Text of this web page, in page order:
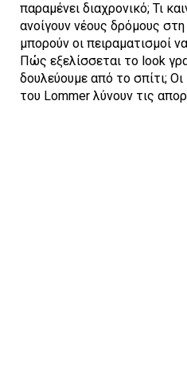
παραμένει διαχρονικό; Τι
ανοίγουν νέους δρόμους
μπορούν οι πειραματισμοί
Πώς εξελίσσεται το look
δουλεύουμε από το σπίτι;
του Lommer λύνουν τις